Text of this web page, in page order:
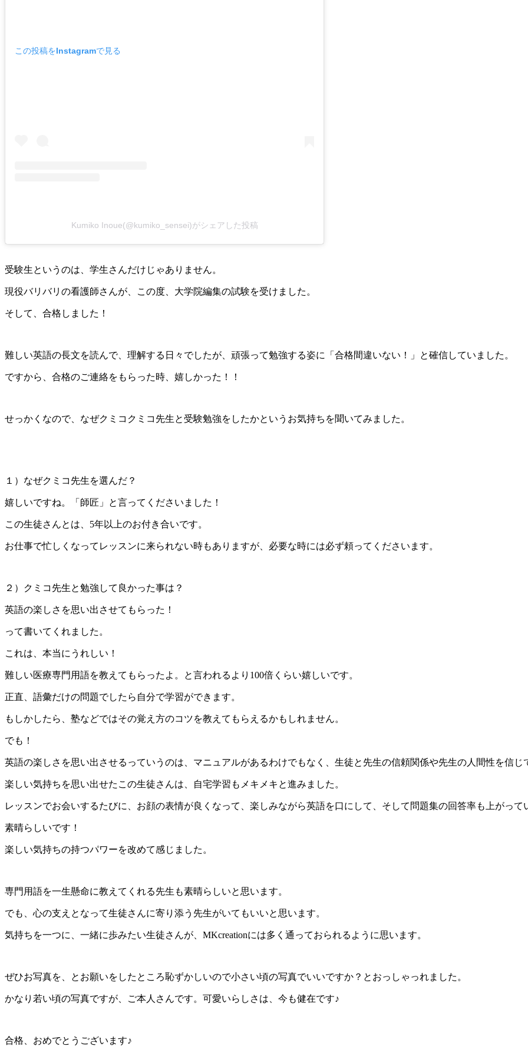
この投稿をInstagramで見る
Kumiko Inoue(@kumiko_sensei)がシェアした投稿
受験生というのは、学生さんだけじゃありません。
現役バリバリの看護師さんが、この度、大学院編集の試験を受けました。
そして、合格しました！
難しい英語の長文を読んで、理解する日々でしたが、頑張って勉強する姿に「合格間違いない！」と確信していました。
ですから、合格のご連絡をもらった時、嬉しかった！！
せっかくなので、なぜクミコクミコ先生と受験勉強をしたかというお気持ちを聞いてみました。
１）なぜクミコ先生を選んだ？
嬉しいですね。「師匠」と言ってくださいました！
この生徒さんとは、5年以上のお付き合いです。
お仕事で忙しくなってレッスンに来られない時もありますが、必要な時には必ず頼ってくださいます。
２）クミコ先生と勉強して良かった事は？
英語の楽しさを思い出させてもらった！
って書いてくれました。
これは、本当にうれしい！
難しい医療専門用語を教えてもらったよ。と言われるより100倍くらい嬉しいです。
正直、語彙だけの問題でしたら自分で学習ができます。
もしかしたら、塾などではその覚え方のコツを教えてもらえるかもしれません。
でも！
英語の楽しさを思い出させるっていうのは、マニュアルがあるわけでもなく、生徒と先生の信頼関係や先生の人間性を信じ
楽しい気持ちを思い出せたこの生徒さんは、自宅学習もメキメキと進みました。
レッスンでお会いするたびに、お顔の表情が良くなって、楽しみながら英語を口にして、そして問題集の回答率も上がって
素晴らしいです！
楽しい気持ちの持つパワーを改めて感じました。
専門用語を一生懸命に教えてくれる先生も素晴らしいと思います。
でも、心の支えとなって生徒さんに寄り添う先生がいてもいいと思います。
気持ちを一つに、一緒に歩みたい生徒さんが、MKcreationには多く通っておられるように思います。
ぜひお写真を、とお願いをしたところ恥ずかしいので小さい頃の写真でいいですか？とおっしゃっれました。
かなり若い頃の写真ですが、ご本人さんです。可愛いらしさは、今も健在です♪
合格、おめでとうございます♪